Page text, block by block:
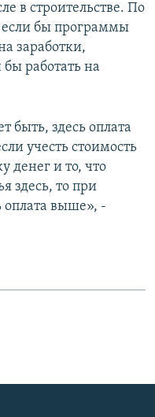
в строительстве. По
если бы программы
заработки,
работать на
быть, здесь оплата
учесть стоимость
денег и то, что
здесь, то при
оплата выше», -